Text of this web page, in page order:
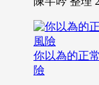
你以為的正
險